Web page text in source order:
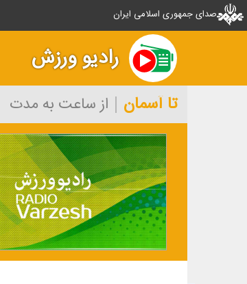
صدای جمهوری اسلامی ایران
رادیو ورزش
تا آسمان از ساعت به مدت